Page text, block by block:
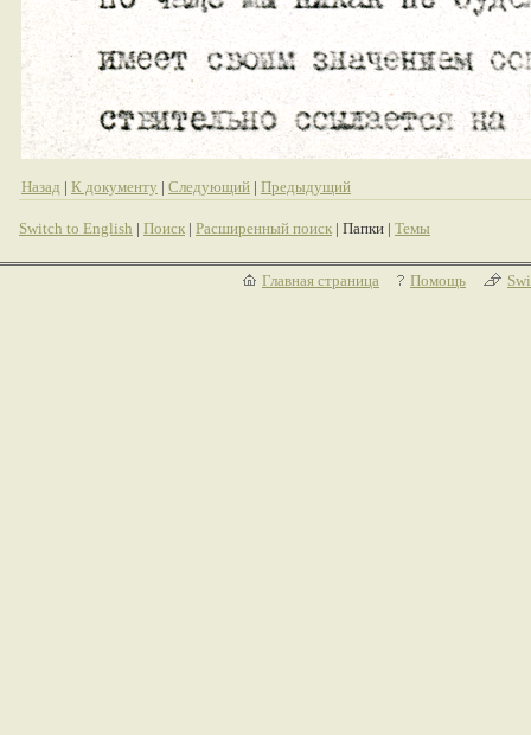
Назад | К документу | Следующий | Предыдущий
Switch to English | Поиск | Расширенный поиск | Папки | Темы
Главная страница Помощь